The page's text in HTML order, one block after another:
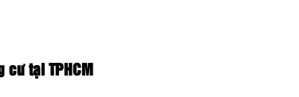
tại TPHCM